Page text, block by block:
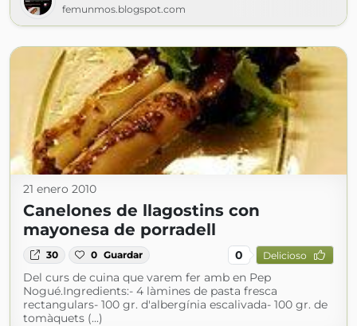
femunmos.blogspot.com
21 enero 2010
Canelones de llagostins con
mayonesa de porradell
30 0 Guardar 0 Delicioso
Del curs de cuina que varem fer amb en Pep
Nogué.Ingredients:- 4 làmines de pasta fresca
rectangulars- 100 gr. d'albergínia escalivada- 100 gr. de
tomàquets (...)